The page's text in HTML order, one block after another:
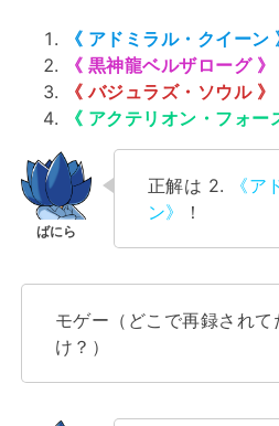
《 アドミラル・クイーン
《 黒神龍ベルザローグ 》
《 バジュラズ・ソウル 》
《 アクテリオン・フォー
正解は 2.
《ア
ン》
！
モゲー（どこで再録されて
け？）